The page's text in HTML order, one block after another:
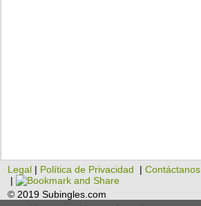
Legal | Política de Privacidad |Contáctanos
|
© 2019 Subingles.com